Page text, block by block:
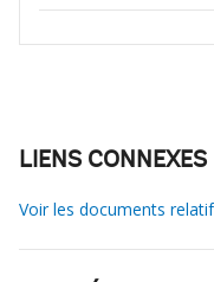
LIENS CONNEXES
Voir les documents